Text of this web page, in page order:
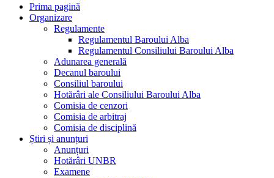
Prima pagină
Organizare
Regulamente
Regulamentul Baroului Alba
Regulamentul Consiliului Baroului Alba
Adunarea generală
Decanul baroului
Consiliul baroului
Hotărâri ale Consiliului Baroului Alba
Comisia de cenzori
Comisia de arbitraj
Comisia de disciplină
Știri și anunțuri
Anunțuri
Hotărâri UNBR
Examene